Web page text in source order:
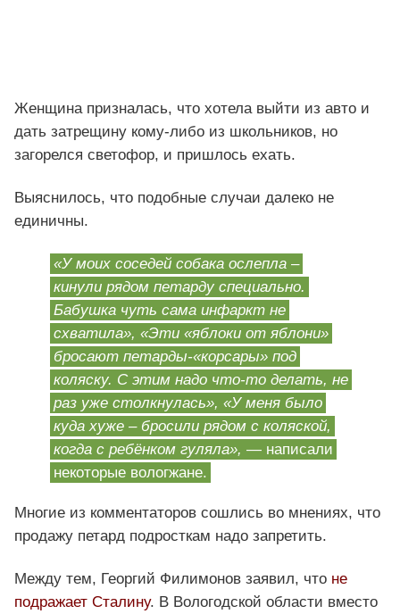
Женщина призналась, что хотела выйти из авто и
дать затрещину кому-либо из школьников, но
загорелся светофор, и пришлось ехать.
Выяснилось, что подобные случаи далеко не
единичны.
«У моих соседей собака ослепла –
кинули рядом петарду специально.
Бабушка чуть сама инфаркт не
схватила», «Эти «яблоки от яблони»
бросают петарды-«корсары» под
коляску. С этим надо что-то делать, не
раз уже столкнулась», «У меня было
куда хуже – бросили рядом с коляской,
когда с ребёнком гуляла», — написали
некоторые вологжане.
Многие из комментаторов сошлись во мнениях, что
продажу петард подросткам надо запретить.
Между тем, Георгий Филимонов заявил, что не
подражает Сталину. В Вологодской области вместо